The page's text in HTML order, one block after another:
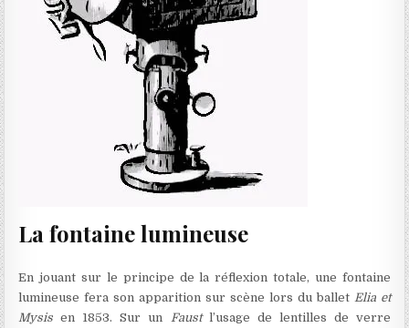
La fontaine lumineuse
En jouant sur le principe de la réflexion totale, une fontaine
lumineuse fera son apparition sur scène lors du ballet Elia et
Mysis en 1853. Sur un Faustl’usage de lentilles de verre